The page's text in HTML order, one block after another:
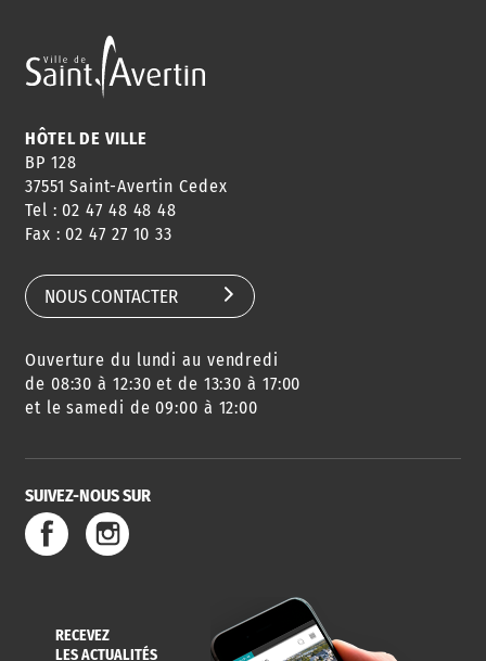
HÔTEL DE VILLE
BP 128
37551 Saint-Avertin Cedex
Tel : 02 47 48 48 48
Fax : 02 47 27 10 33
NOUS CONTACTER
Ouverture du lundi au vendredi
de 08:30 à 12:30 et de 13:30 à 17:00
et le samedi de 09:00 à 12:00
SUIVEZ-NOUS SUR
RECEVEZ
LES ACTUALITÉS